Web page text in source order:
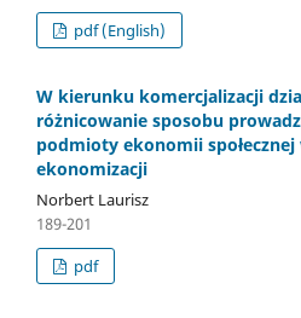
pdf (English)
W kierunku komercjalizacji
różnicowanie sposobu
podmioty ekonomii społecznej
ekonomizacji
Norbert Laurisz
189-201
pdf